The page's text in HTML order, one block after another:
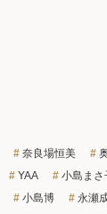
奈良場恒美
YAA 小島まさ
小島博 永瀬